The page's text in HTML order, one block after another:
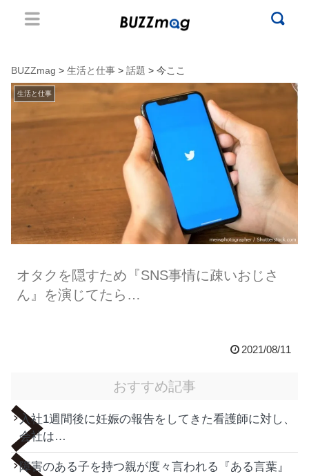
BUZZmag > 生活と仕事 > 話題 > 今ここ
生活と仕事
オタクを隠すため『SNS事情に疎いおじさ
ん』を演じてたら…
2021/08/11
おすすめ記事
入社1週間後に妊娠の報告をしてきた看護師に対し、
会社は…
障害のある子を持つ親が度々言われる『ある言葉』